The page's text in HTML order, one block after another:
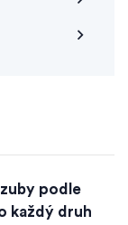
podle
každý druh